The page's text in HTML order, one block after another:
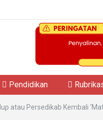
Pendidikan
atau Persedikab Kembali